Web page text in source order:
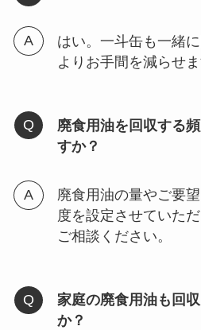
はい。一斗缶も一緒
よりお手間を減らせま
廃食用油を回収する
すか？
廃食用油の量やご要
度を設定させていた
ご相談ください。
家庭の廃食用油も回
か？